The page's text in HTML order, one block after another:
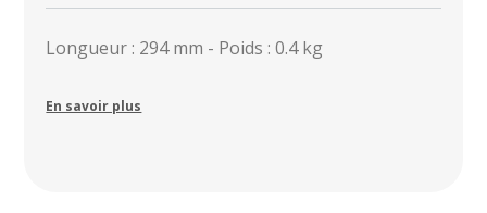
Longueur : 294 mm - Poids : 0.4 kg
En savoir plus